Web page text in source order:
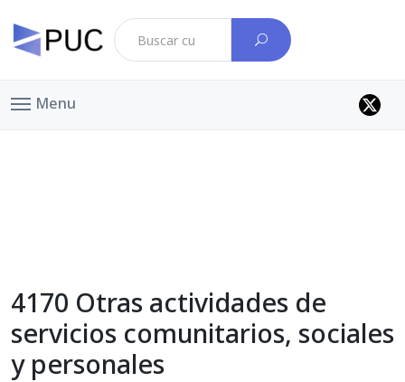
Menu
4170 Otras actividades de
servicios comunitarios, sociales
y personales